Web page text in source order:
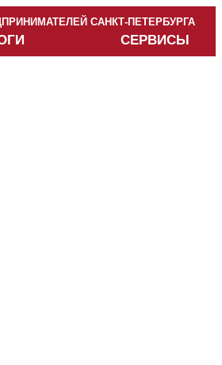
САНКТ-ПЕТЕРБУРГА
СЕРВИСЫ